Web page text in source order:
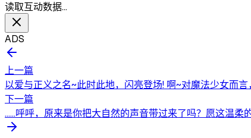
读取互动数据…
ADS
上一篇
以爱与正义之名~此时此地，闪亮登场! 啊~对魔法少女而
下一篇
……呼呼，原来是你把大自然的声音带过来了吗？愿这温柔